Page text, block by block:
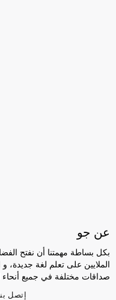
عن جو
بكل بساطة مهمتنا أن نفتح
الملايين على تعلم لغة
صداقات مختلفة في جميع أنحاء
إتصل